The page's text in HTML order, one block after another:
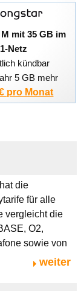
mit 35 GB im
Netz
kündbar
5 GB mehr
pro Monat
die
für alle
vergleicht die
O2,
sowie von
weiter